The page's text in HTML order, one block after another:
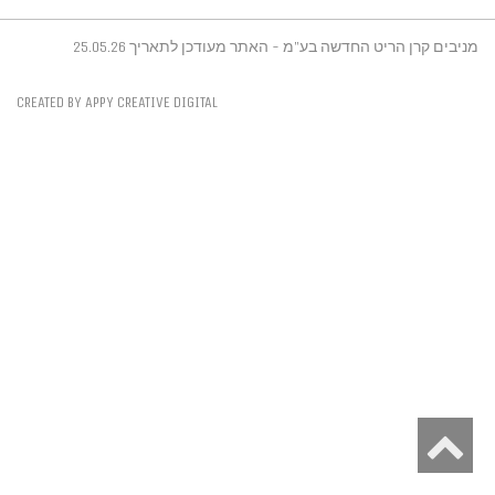
מניבים קרן הריט החדשה בע"מ - האתר מעודכן לתאריך 25.05.26
CREATED BY APPY CREATIVE DIGITAL
לראש